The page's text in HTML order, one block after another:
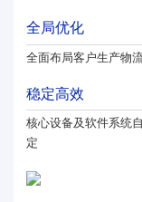
全局优化
全面布局客户生产物
稳定高效
核心设备及软件系统自
定